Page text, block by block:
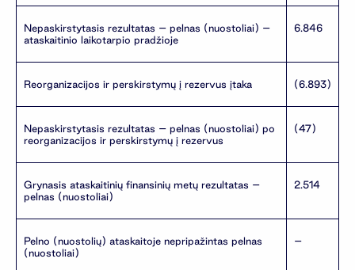
Nepaskirstytasis rezultatas – pelnas (nuostoliai) –
ataskaitinio laikotarpio pradžioje
6.846
Reorganizacijos ir perskirstymų į rezervus įtaka (6.893)
Nepaskirstytasis rezultatas – pelnas (nuostoliai) po
reorganizacijos ir perskirstymų į rezervus
(47)
Grynasis ataskaitinių finansinių metų rezultatas –
pelnas (nuostoliai)
2.514
Pelno (nuostolių) ataskaitoje nepripažintas pelnas
(nuostoliai)
–